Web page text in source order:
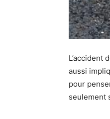
L’accident
aussi
pour
seulement